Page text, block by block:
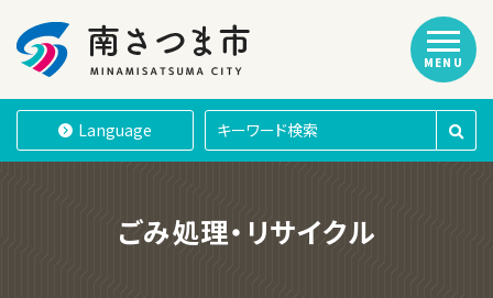
南さつま市
Language
MENU
ごみ処理・リサイクル